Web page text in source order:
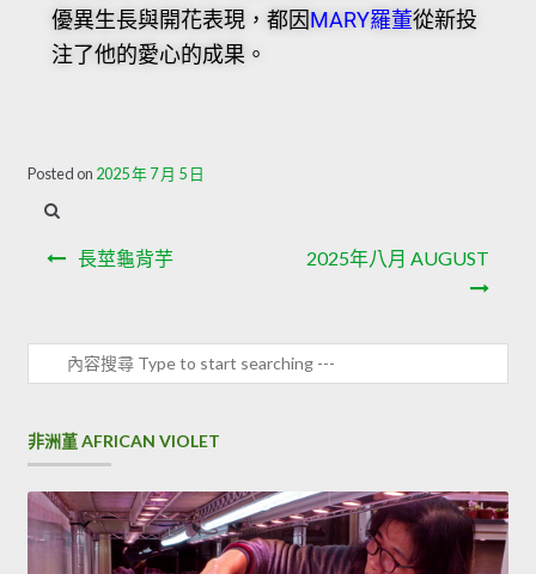
優異生長與開花表現，都因MARY羅董從新投
注了他的愛心的成果。
Posted on 2025 年 7 月 5 日
長莖龜背芋 2025年八月 AUGUST
非洲堇 AFRICAN VIOLET